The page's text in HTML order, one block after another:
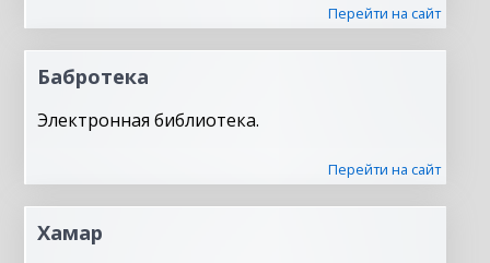
Перейти на сайт
Бабротека
Электронная библиотека.
Перейти на сайт
Хамар